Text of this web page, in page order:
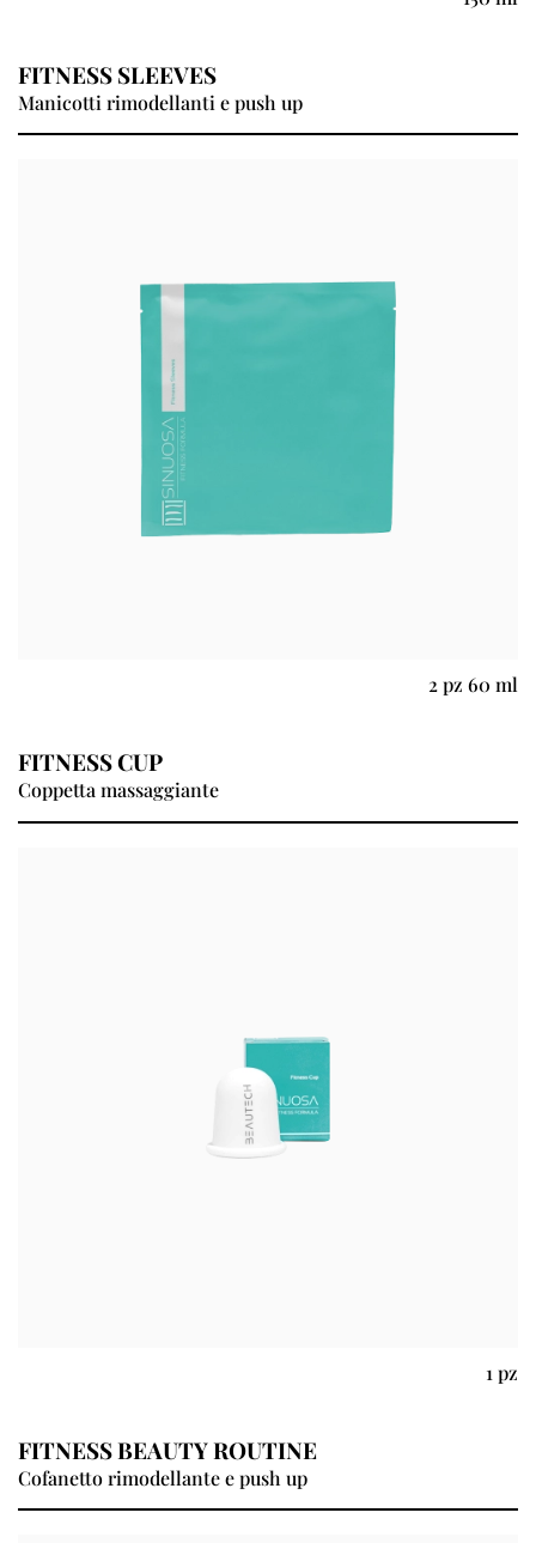
FITNESS SLEEVES
Manicotti rimodellanti e push up
2 pz 60 ml
FITNESS CUP
Coppetta massaggiante
1 pz
FITNESS BEAUTY ROUTINE
Cofanetto rimodellante e push up